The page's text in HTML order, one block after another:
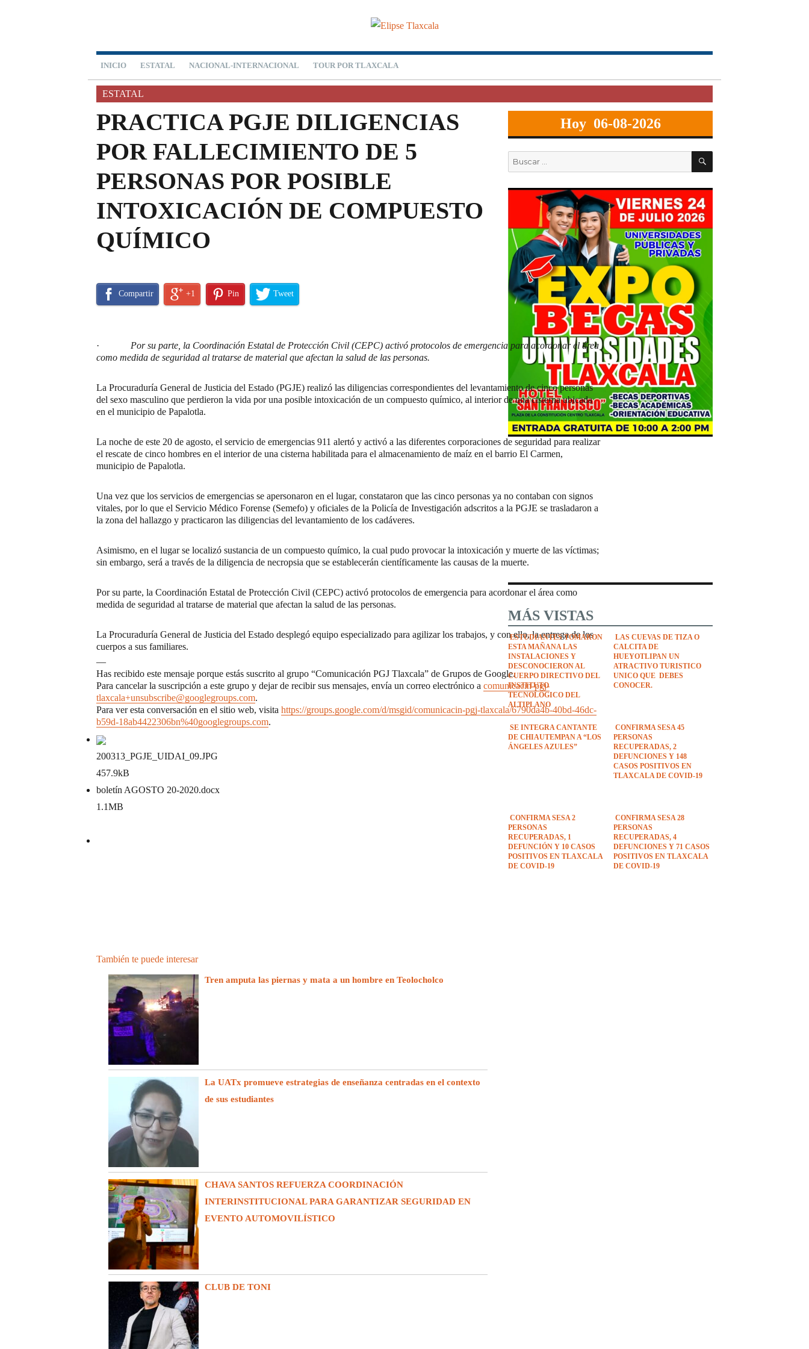
INICIO ESTATAL NACIONAL-INTERNACIONAL TOUR POR TLAXCALA
ESTATAL
PRACTICA PGJE DILIGENCIAS
POR FALLECIMIENTO DE 5
PERSONAS POR POSIBLE
INTOXICACIÓN DE COMPUESTO
QUÍMICO
Compartir +1 Pin Tweet
· Por su parte, la Coordinación Estatal de Protección Civil (CEPC) activó protocolos de emergencia para acordonar el área
como medida de seguridad al tratarse de material que afectan la salud de las personas.
La Procuraduría General de Justicia del Estado (PGJE) realizó las diligencias correspondientes del levantamiento de cinco personas
del sexo masculino que perdieron la vida por una posible intoxicación de un compuesto químico, al interior de una cisterna ubicada
en el municipio de Papalotla.
La noche de este 20 de agosto, el servicio de emergencias 911 alertó y activó a las diferentes corporaciones de seguridad para realizar
el rescate de cinco hombres en el interior de una cisterna habilitada para el almacenamiento de maíz en el barrio El Carmen,
municipio de Papalotla.
Una vez que los servicios de emergencias se apersonaron en el lugar, constataron que las cinco personas ya no contaban con signos
vitales, por lo que el Servicio Médico Forense (Semefo) y oficiales de la Policía de Investigación adscritos a la PGJE se trasladaron a
la zona del hallazgo y practicaron las diligencias del levantamiento de los cadáveres.
Asimismo, en el lugar se localizó sustancia de un compuesto químico, la cual pudo provocar la intoxicación y muerte de las víctimas;
sin embargo, será a través de la diligencia de necropsia que se establecerán científicamente las causas de la muerte.
Por su parte, la Coordinación Estatal de Protección Civil (CEPC) activó protocolos de emergencia para acordonar el área como
medida de seguridad al tratarse de material que afectan la salud de las personas.
La Procuraduría General de Justicia del Estado desplegó equipo especializado para agilizar los trabajos, y con ello, la entrega de los
cuerpos a sus familiares.
—
Has recibido este mensaje porque estás suscrito al grupo “Comunicación PGJ Tlaxcala” de Grupos de Google.
Para cancelar la suscripción a este grupo y dejar de recibir sus mensajes, envía un correo electrónico a comunicacin-pgj-
tlaxcala+unsubscribe@googlegroups.com.
Para ver esta conversación en el sitio web, visita https://groups.google.com/d/msgid/comunicacin-pgj-tlaxcala/6790da4b-40bd-46dc-
b59d-18ab4422306bn%40googlegroups.com.
200313_PGJE_UIDAI_09.JPG
457.9kB
boletín AGOSTO 20-2020.docx
1.1MB
También te puede interesar
Tren amputa las piernas y mata a un hombre en Teolocholco
La UATx promueve estrategias de enseñanza centradas en el contexto
de sus estudiantes
CHAVA SANTOS REFUERZA COORDINACIÓN
INTERINSTITUCIONAL PARA GARANTIZAR SEGURIDAD EN
EVENTO AUTOMOVILÍSTICO
CLUB DE TONI
Hoy 06-08-2026
BUSCAR
MÁS VISTAS
ESTUDIANTES TOMARON
ESTA MAÑANA LAS
INSTALACIONES Y
DESCONOCIERON AL
CUERPO DIRECTIVO DEL
INSTITUTO
TECNOLÓGICO DEL
ALTIPLANO
LAS CUEVAS DE TIZA O
CALCITA DE
HUEYOTLIPAN UN
ATRACTIVO TURISTICO
UNICO QUE DEBES
CONOCER.
SE INTEGRA CANTANTE
DE CHIAUTEMPAN A “LOS
ÁNGELES AZULES”
CONFIRMA SESA 45
PERSONAS
RECUPERADAS, 2
DEFUNCIONES Y 148
CASOS POSITIVOS EN
TLAXCALA DE COVID-19
CONFIRMA SESA 2
PERSONAS
RECUPERADAS, 1
DEFUNCIÓN Y 10 CASOS
POSITIVOS EN TLAXCALA
DE COVID-19
CONFIRMA SESA 28
PERSONAS
RECUPERADAS, 4
DEFUNCIONES Y 71 CASOS
POSITIVOS EN TLAXCALA
DE COVID-19